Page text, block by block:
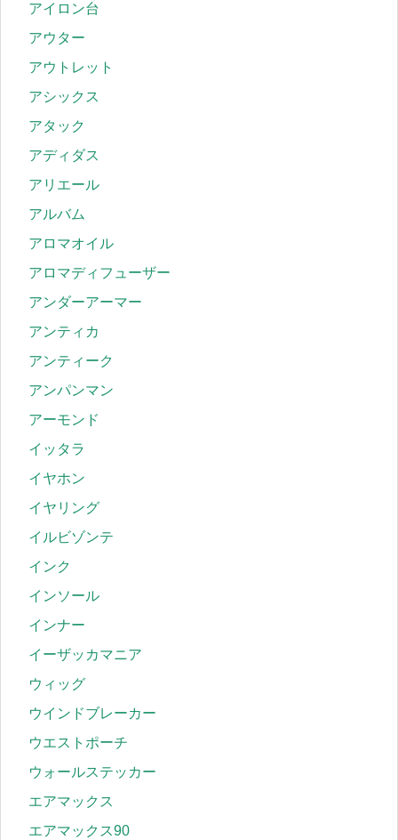
アイロン台
アウター
アウトレット
アシックス
アタック
アディダス
アリエール
アルバム
アロマオイル
アロマディフューザー
アンダーアーマー
アンティカ
アンティーク
アンパンマン
アーモンド
イッタラ
イヤホン
イヤリング
イルビゾンテ
インク
インソール
インナー
イーザッカマニア
ウィッグ
ウインドブレーカー
ウエストポーチ
ウォールステッカー
エアマックス
エアマックス90